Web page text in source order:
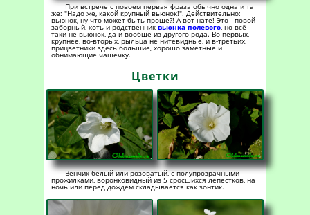
При встрече с повоем первая фраза обычно одна и та
же: "Надо же, какой крупный вьюнок!". Действительно:
вьюнок, ну что может быть проще?! А вот нате! Это - повой
заборный, хоть и родственник вьюнка полевого , но всё-
таки не вьюнок, да и вообще из другого рода. Во-первых,
крупнее, во-вторых, рыльца не нитевидные, и в-третьих,
прицветники здесь большие, хорошо заметные и
обнимающие чашечку.
Цветки
Венчик белый или розоватый, с полупрозрачными
прожилками, воронковидный из 5 сросшихся лепестков, на
ночь или перед дождем складывается как зонтик.